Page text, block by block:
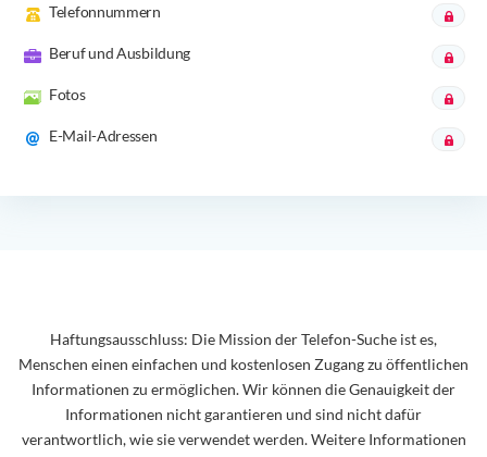
Telefonnummern
Beruf und Ausbildung
Fotos
E-Mail-Adressen
Haftungsausschluss: Die Mission der Telefon-Suche ist es,
Menschen einen einfachen und kostenlosen Zugang zu öffentlichen
Informationen zu ermöglichen. Wir können die Genauigkeit der
Informationen nicht garantieren und sind nicht dafür
verantwortlich, wie sie verwendet werden. Weitere Informationen